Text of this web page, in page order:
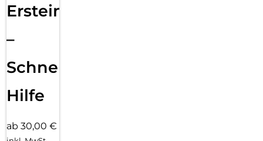
Ersteinrichtung
–
Schnelle
Hilfe
ab 30,00 €